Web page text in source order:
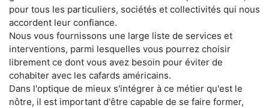
pour tous les particuliers, sociétés et collectivités qui nous
accordent leur confiance.
Nous vous fournissons une large liste de services et
interventions, parmi lesquelles vous pourrez choisir
librement ce dont vous avez besoin pour éviter de
cohabiter avec les cafards américains.
Dans l'optique de mieux s'intégrer à ce métier qu'est le
nôtre, il est important d'être capable de se faire former,